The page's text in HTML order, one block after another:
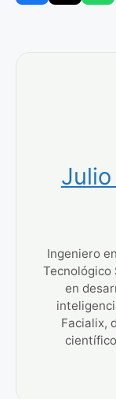
Ingeniero
Tecnológico
en
Facialix,